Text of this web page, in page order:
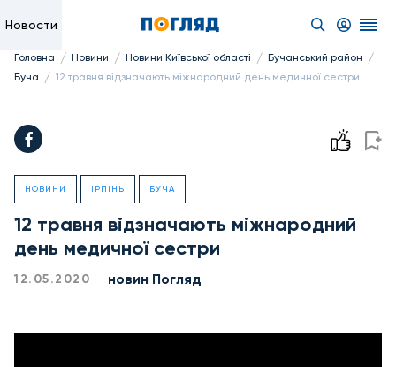
Новости
Головна / Новини / Новини Київської області / Бучанський район /
Буча / 12 травня відзначають міжнародний день медичної сестри
НОВИНИ ІРПІНЬ БУЧА
12 травня відзначають міжнародний
день медичної сестри
12.05.2020 новин Погляд